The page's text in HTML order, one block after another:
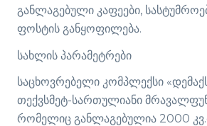
განლაგებული კაფეები,
ფოსტის განყოფილება.
სახლის პარამეტრები
საცხოვრებელი კომპლექსი
თექვსმეტ-სართულიანი
რომელიც განლაგებულია 2000